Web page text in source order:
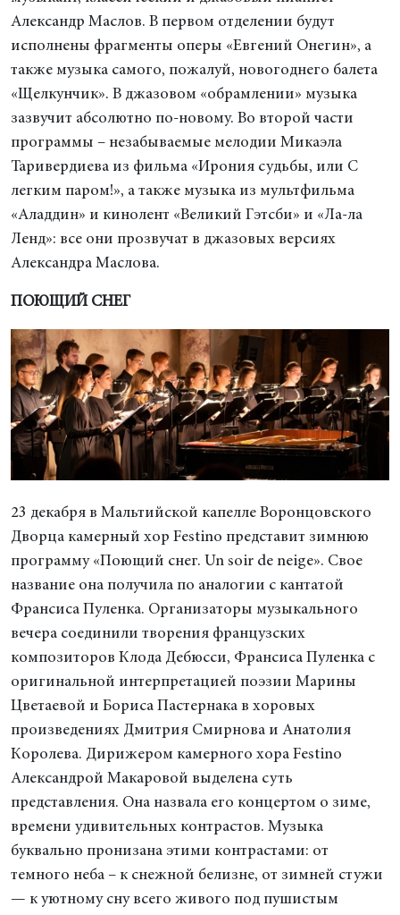
Александр Маслов. В первом отделении будут
исполнены фрагменты оперы «Евгений Онегин», а
также музыка самого, пожалуй, новогоднего балета
«Щелкунчик». В джазовом «обрамлении» музыка
зазвучит абсолютно по-новому. Во второй части
программы – незабываемые мелодии Микаэла
Таривердиева из фильма «Ирония судьбы, или С
легким паром!», а также музыка из мультфильма
«Аладдин» и кинолент «Великий Гэтсби» и «Ла-ла
Ленд»: все они прозвучат в джазовых версиях
Александра Маслова.
ПОЮЩИЙ СНЕГ
23 декабря в Мальтийской капелле Воронцовского
Дворца камерный хор Festino представит зимнюю
программу «Поющий снег. Un soir de neige». Свое
название она получила по аналогии с кантатой
Франсиса Пуленка. Организаторы музыкального
вечера соединили творения французских
композиторов Клода Дебюсси, Франсиса Пуленка с
оригинальной интерпретацией поэзии Марины
Цветаевой и Бориса Пастернака в хоровых
произведениях Дмитрия Смирнова и Анатолия
Королева. Дирижером камерного хора Festino
Александрой Макаровой выделена суть
представления. Она назвала его концертом о зиме,
времени удивительных контрастов. Музыка
буквально пронизана этими контрастами: от
темного неба – к снежной белизне, от зимней стужи
— к уютному сну всего живого под пушистым